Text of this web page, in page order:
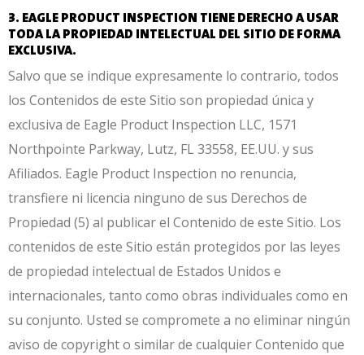
3. EAGLE PRODUCT INSPECTION TIENE DERECHO A USAR
TODA LA PROPIEDAD INTELECTUAL DEL SITIO DE FORMA
EXCLUSIVA.
Salvo que se indique expresamente lo contrario, todos
los Contenidos de este Sitio son propiedad única y
exclusiva de Eagle Product Inspection LLC, 1571
Northpointe Parkway, Lutz, FL 33558, EE.UU. y sus
Afiliados. Eagle Product Inspection no renuncia,
transfiere ni licencia ninguno de sus Derechos de
Propiedad (5) al publicar el Contenido de este Sitio. Los
contenidos de este Sitio están protegidos por las leyes
de propiedad intelectual de Estados Unidos e
internacionales, tanto como obras individuales como en
su conjunto. Usted se compromete a no eliminar ningún
aviso de copyright o similar de cualquier Contenido que